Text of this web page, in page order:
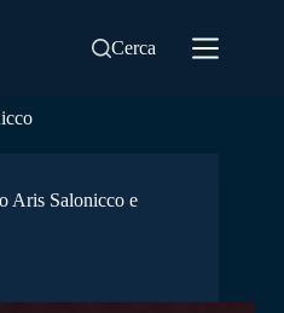
Cerca
Aris Salonicco e